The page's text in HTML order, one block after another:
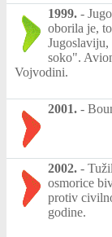
1999. -
oborila je,
soko".
Vojvodini.
2001. -
2002. -
osmorice
protiv
godine.